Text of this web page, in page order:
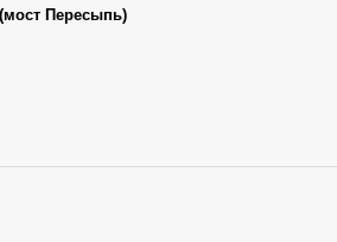
Пересыпь)